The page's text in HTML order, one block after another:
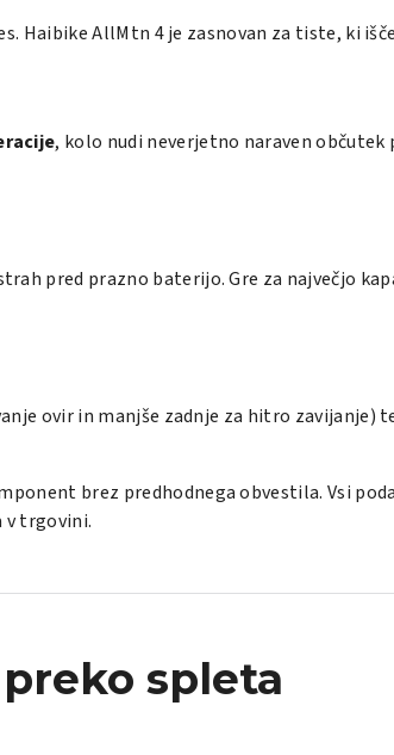
Haibike AllMtn 4 je zasnovan za tiste, ki
, kolo nudi neverjetno naraven občutek
pred prazno baterijo. Gre za največjo
ovir in manjše zadnje za hitro zavijanje)
brez predhodnega obvestila. Vsi
v trgovini.
spleta